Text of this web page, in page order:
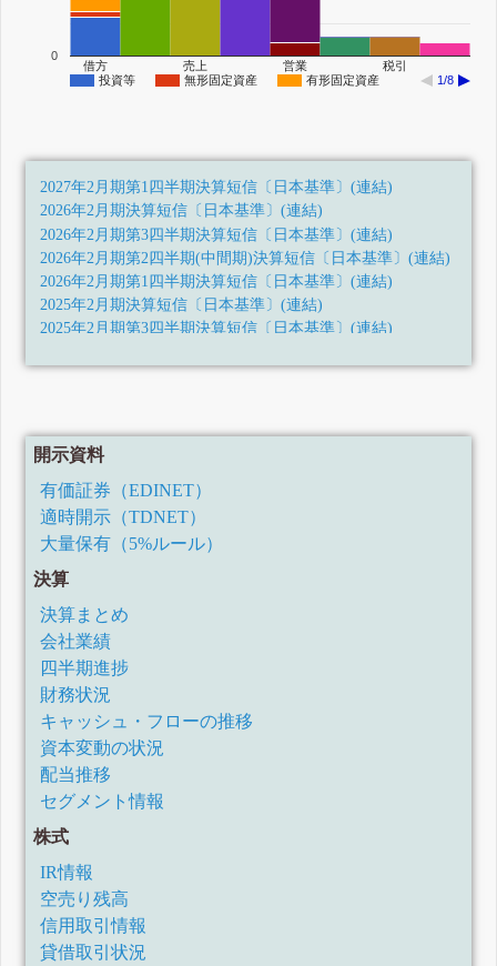
投資等 無形固定資産 有形固定資産 1/8
借方 売上 営業 税引
0
2027年2月期第1四半期決算短信〔日本基準〕(連結)
2026年2月期決算短信〔日本基準〕(連結)
2026年2月期第3四半期決算短信〔日本基準〕(連結)
2026年2月期第2四半期(中間期)決算短信〔日本基準〕(連結)
2026年2月期第1四半期決算短信〔日本基準〕(連結)
2025年2月期決算短信〔日本基準〕(連結)
2025年2月期第3四半期決算短信〔日本基準〕(連結)
2025年2月期第1四半期決算短信〔日本基準〕(連結)
2024年2月期第2四半期決算短信〔日本基準〕(連結)
2024年2月期第1四半期決算短信〔日本基準〕(連結)
2023年2月期決算短信〔日本基準〕(連結)
2023年2月期第3四半期決算短信〔日本基準〕(連結)
2023年2月期第2四半期決算短信〔日本基準〕(連結)
2022年2月期決算短信〔日本基準〕(連結)
2022年2月期第3四半期決算短信〔日本基準〕(連結)
2022年2月期第2四半期決算短信〔日本基準〕(連結)
2022年2月期第1四半期決算短信〔日本基準〕(連結)
2021年2月期決算短信〔日本基準〕(連結)
2021年2月期第3四半期決算短信〔日本基準〕(連結)
2021年2月期第2四半期決算短信〔日本基準〕(連結)
2021年2月期第1四半期決算短信〔日本基準〕(連結)
(訂正・数値データ訂正)「2020年2月期決算短信〔日本基
準〕(連結)」等の一部訂正について
2020年2月期決算短信〔日本基準〕(連結)
2020年2月期第3四半期決算短信〔日本基準〕(連結)
2020年2月期第2四半期決算短信〔日本基準〕(連結)
2020年2月期第1四半期決算短信〔日本基準〕(連結)
2019年2月期決算短信〔日本基準〕(連結)
2019年2月期第3四半期決算短信〔日本基準〕(連結)
2019年2月期第2四半期決算短信〔日本基準〕(連結)
開示資料
有価証券（EDINET）
適時開示（TDNET）
大量保有（5%ルール）
決算
決算まとめ
会社業績
四半期進捗
財務状況
キャッシュ・フローの推移
資本変動の状況
配当推移
セグメント情報
株式
IR情報
空売り残高
信用取引情報
貸借取引状況